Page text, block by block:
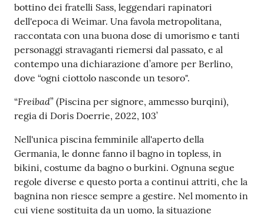
bottino dei fratelli Sass, leggendari rapinatori
dell'epoca di Weimar. Una favola metropolitana,
raccontata con una buona dose di umorismo e tanti
personaggi stravaganti riemersi dal passato, e al
contempo una dichiarazione d’amore per Berlino,
dove “ogni ciottolo nasconde un tesoro".
“Freibad” (Piscina per signore, ammesso burqini),
regia di Doris Doerrie, 2022, 103’
Nell'unica piscina femminile all'aperto della
Germania, le donne fanno il bagno in topless, in
bikini, costume da bagno o burkini. Ognuna segue
regole diverse e questo porta a continui attriti, che la
bagnina non riesce sempre a gestire. Nel momento in
cui viene sostituita da un uomo, la situazione